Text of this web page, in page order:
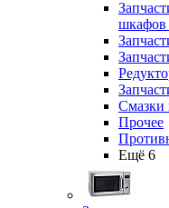
Смазки
Прочее
Ещё 6